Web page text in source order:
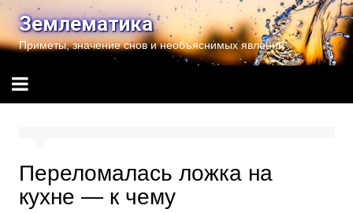
Землематика
Приметы, значение снов и необъяснимых явлений
Переломалась ложка на
кухне — к чему